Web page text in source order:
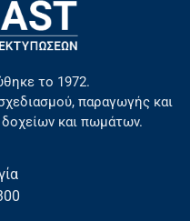
το 1972.
παραγωγής και
και πωμάτων.